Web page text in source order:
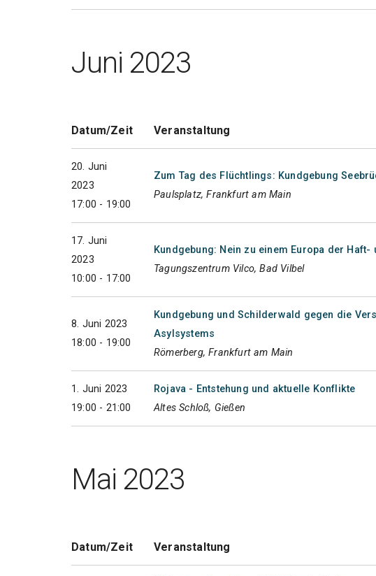
Juni 2023
Datum/Zeit Veranstaltung
20. Juni
2023
17:00 - 19:00
Zum Tag des Flüchtlings: Kundgebung
Paulsplatz, Frankfurt am Main
17. Juni
2023
10:00 - 17:00
Kundgebung: Nein zu einem Europa der
Tagungszentrum Vilco, Bad Vilbel
8. Juni 2023
18:00 - 19:00
Kundgebung und Schilderwald gegen die
Asylsystems
Römerberg, Frankfurt am Main
1. Juni 2023
19:00 - 21:00
Rojava - Entstehung und aktuelle Konflikte
Altes Schloß, Gießen
Mai 2023
Datum/Zeit Veranstaltung